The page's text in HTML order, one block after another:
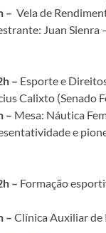
– Vela de
Juan Sienra
– Esporte e
Calixto (Senado
– Mesa: Náutica
e
– Formação
– Clínica Auxiliar de